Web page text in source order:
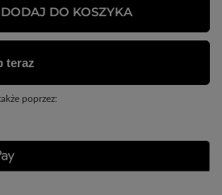
DODAJ DO KOSZYKA
poprzez: